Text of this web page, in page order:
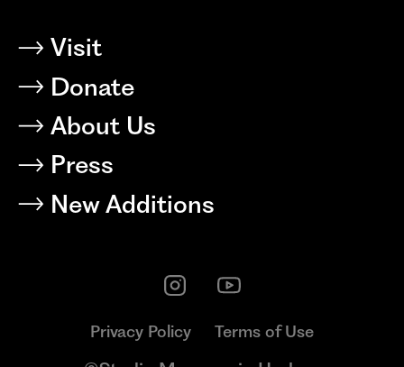
Visit
Donate
About Us
Press
New Additions
Privacy Policy Terms of Use